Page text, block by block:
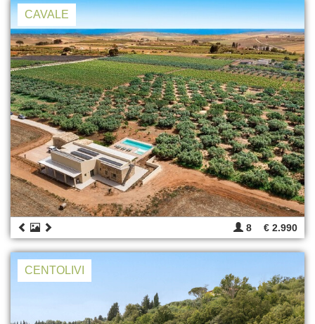
CAVALE
8 € 2.990
CENTOLIVI